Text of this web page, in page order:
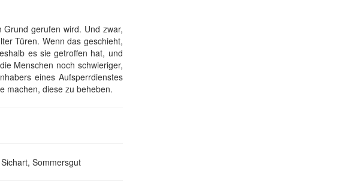
gerufen wird. Und zwar,
Türen. Wenn das geschieht,
es sie getroffen hat, und
Menschen noch schwieriger,
eines Aufsperrdienstes
machen, diese zu beheben.
Sommersgut